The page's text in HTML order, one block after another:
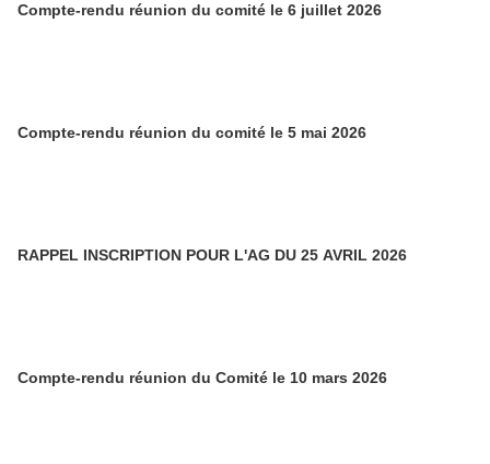
Compte-rendu réunion du comité le 6 juillet 2026
Compte-rendu réunion du comité le 5 mai 2026
RAPPEL INSCRIPTION POUR L'AG DU 25 AVRIL 2026
Compte-rendu réunion du Comité le 10 mars 2026